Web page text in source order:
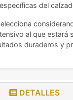
del
al que estará
duraderos y
DETALLES